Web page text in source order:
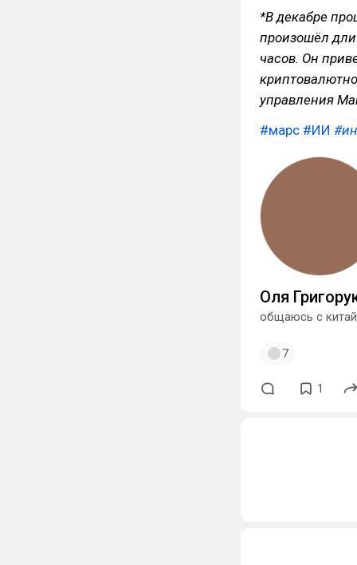
*В декабре
произошёл
часов. Он
управления
#марс #ИИ
Оля
общаюсь с
7
1